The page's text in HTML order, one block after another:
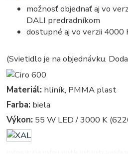
možnosť objednať aj vo
DALI predradníkom
dostupné aj vo verzii 4000
(Svietidlo je na objednávku.
Materiál: hliník, PMMA plast
Farba: biela
Výkon: 55 W LED / 3000 K